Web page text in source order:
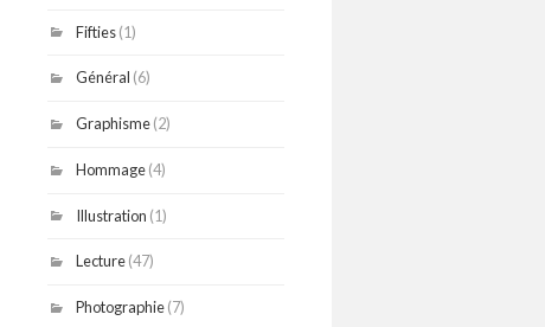
Fifties(1)
Général (6)
Graphisme(2)
Hommage(4)
Illustration (1)
Lecture(47)
Photographie(7)